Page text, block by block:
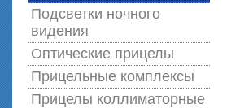
Подсветки ночного
видения
Оптические прицелы
Прицельные комплексы
Прицелы коллиматорные